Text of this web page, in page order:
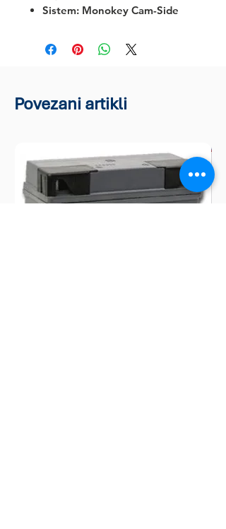
Sistem: Monokey Cam-Side
Povezani artikli